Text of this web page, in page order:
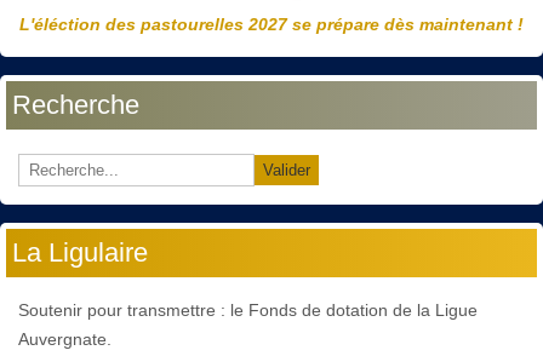
L'éléction des pastourelles 2027 se prépare dès maintenant !
Recherche
Valider
La Ligulaire
Soutenir pour transmettre : le Fonds de dotation de la Ligue
Auvergnate.